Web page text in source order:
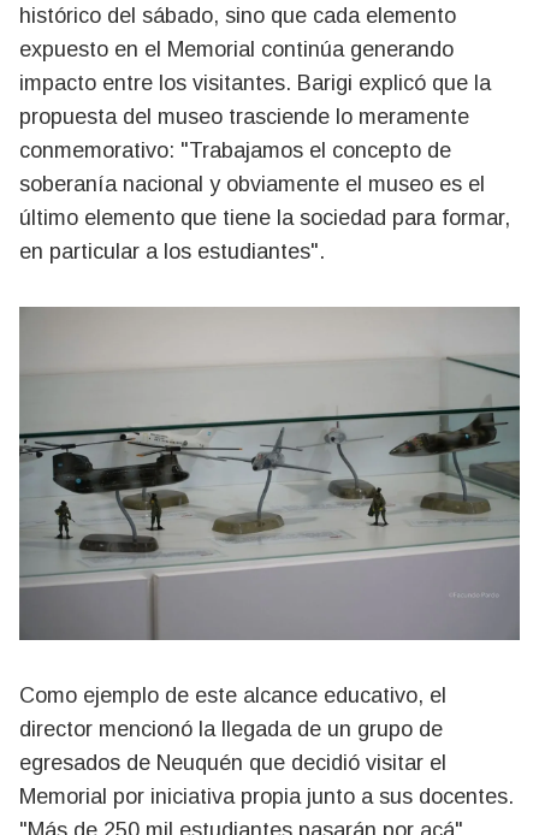
histórico del sábado, sino que cada elemento
expuesto en el Memorial continúa generando
impacto entre los visitantes. Barigi explicó que la
propuesta del museo trasciende lo meramente
conmemorativo: "Trabajamos el concepto de
soberanía nacional y obviamente el museo es el
último elemento que tiene la sociedad para formar,
en particular a los estudiantes".
Como ejemplo de este alcance educativo, el
director mencionó la llegada de un grupo de
egresados de Neuquén que decidió visitar el
Memorial por iniciativa propia junto a sus docentes.
"Más de 250 mil estudiantes pasarán por acá",